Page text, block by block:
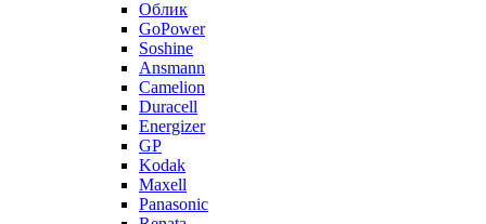
Облик
GoPower
Soshine
Ansmann
Camelion
Duracell
Energizer
GP
Kodak
Maxell
Panasonic